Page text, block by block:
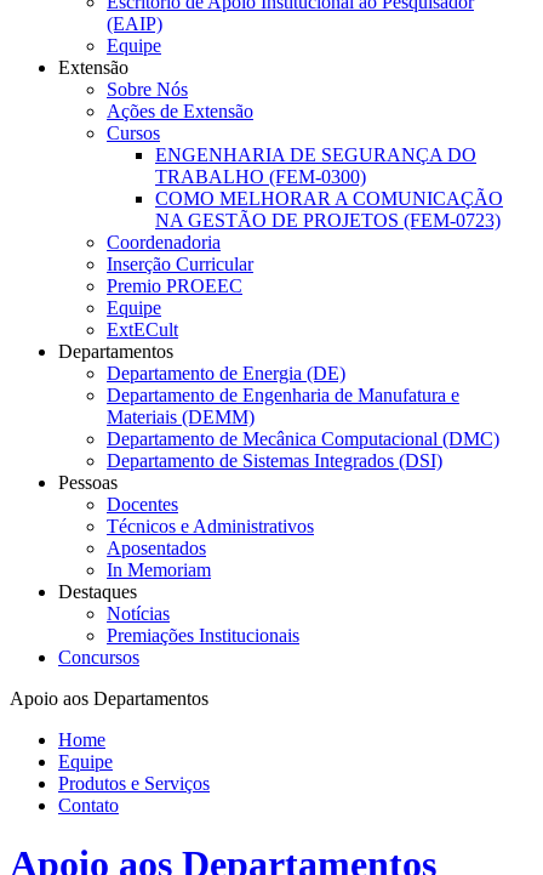
(EAIP)
Equipe
Extensão
Sobre Nós
Ações de Extensão
Cursos
ENGENHARIA DE SEGURANÇA DO
TRABALHO (FEM-0300)
COMO MELHORAR A COMUNICAÇÃO
NA GESTÃO DE PROJETOS (FEM-0723)
Coordenadoria
Inserção Curricular
Premio PROEEC
Equipe
ExtECult
Departamentos
Departamento de Energia (DE)
Departamento de Engenharia de Manufatura e
Materiais (DEMM)
Departamento de Mecânica Computacional (DMC)
Departamento de Sistemas Integrados (DSI)
Pessoas
Docentes
Técnicos e Administrativos
Aposentados
In Memoriam
Destaques
Notícias
Premiações Institucionais
Concursos
Apoio aos Departamentos
Home
Equipe
Produtos e Serviços
Contato
Apoio aos Departamentos